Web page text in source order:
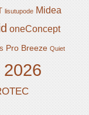
lisutupode Midea
oneConcept
Pro Breeze Quiet